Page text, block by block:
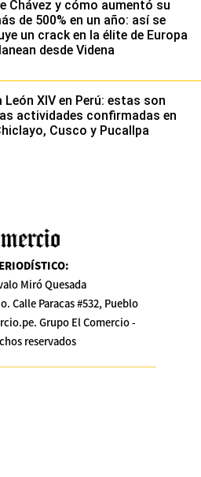
Chávez y cómo aumentó su
de 500% en un año: así se
un crack en la élite de Europa
desde Videna
León XIV en Perú: estas son
actividades confirmadas en
Cusco y Pucallpa
:
Miró Quesada
Calle Paracas #532, Pueblo
Grupo El Comercio -
reservados